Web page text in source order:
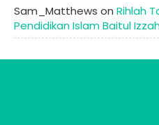
Sam_Matthews on Rihlah
Pendidikan Islam Baitul